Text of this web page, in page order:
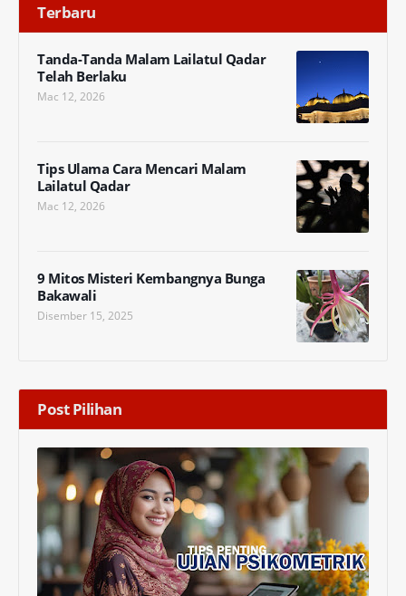
Terbaru
Tanda-Tanda Malam Lailatul Qadar
Telah Berlaku
Mac 12, 2026
Tips Ulama Cara Mencari Malam
Lailatul Qadar
Mac 12, 2026
9 Mitos Misteri Kembangnya Bunga
Bakawali
Disember 15, 2025
Post Pilihan